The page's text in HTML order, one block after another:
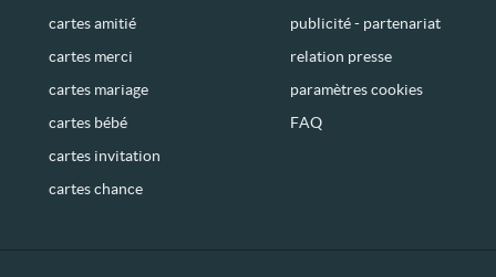
cartes amitié
cartes merci
cartes mariage
cartes bébé
cartes invitation
cartes chance
publicité - partenariat
relation presse
paramètres cookies
FAQ